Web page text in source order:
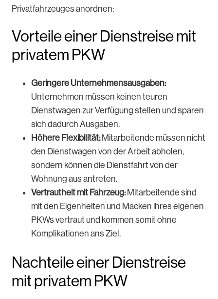
Privatfahrzeuges anordnen:
Vorteile einer Dienstreise mit
privatem PKW
Geringere Unternehmensausgaben:
Unternehmen müssen keinen teuren
Dienstwagen zur Verfügung stellen und sparen
sich dadurch Ausgaben.
Höhere Flexibilität:Mitarbeitende müssen nicht
den Dienstwagen von der Arbeit abholen,
sondern können die Dienstfahrt von der
Wohnung aus antreten.
Vertrautheit mit Fahrzeug: Mitarbeitende sind
mit den Eigenheiten und Macken ihres eigenen
PKWs vertraut und kommen somit ohne
Komplikationen ans Ziel.
Nachteile einer Dienstreise
mit privatem PKW